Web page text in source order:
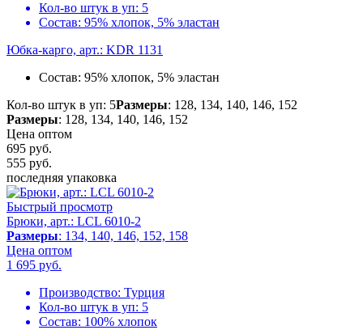
Кол-во штук в уп: 5
Состав: 95% хлопок, 5% эластан
Юбка-карго, арт.: KDR 1131
Состав: 95% хлопок, 5% эластан
Кол-во штук в уп: 5Размеры: 128, 134, 140, 146, 152
Размеры: 128, 134, 140, 146, 152
Цена оптом
695 руб.
555 руб.
последняя упаковка
Быстрый просмотр
Брюки, арт.: LCL 6010-2
Размеры: 134, 140, 146, 152, 158
Цена оптом
1 695 руб.
Производство: Турция
Кол-во штук в уп: 5
Состав: 100% хлопок